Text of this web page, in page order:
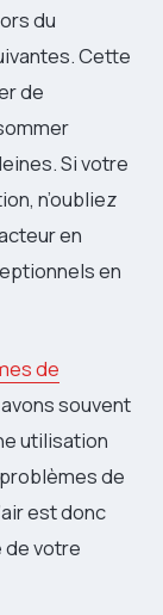
du
Cette
de
Si votre
n’oubliez
en
en
de
souvent
utilisation
de
est donc
de votre